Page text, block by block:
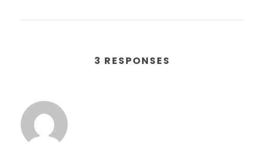
3 RESPONSES